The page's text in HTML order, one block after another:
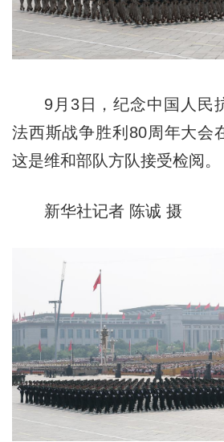
9月3日，纪念中国人民
法西斯战争胜利80周年大会
这是维和部队方队接受检阅。
新华社记者 陈诚 摄